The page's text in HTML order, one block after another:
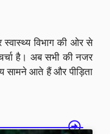
विभाग की ओर से
है। अब सभी की नजर
सामने आते हैं और पीड़िता